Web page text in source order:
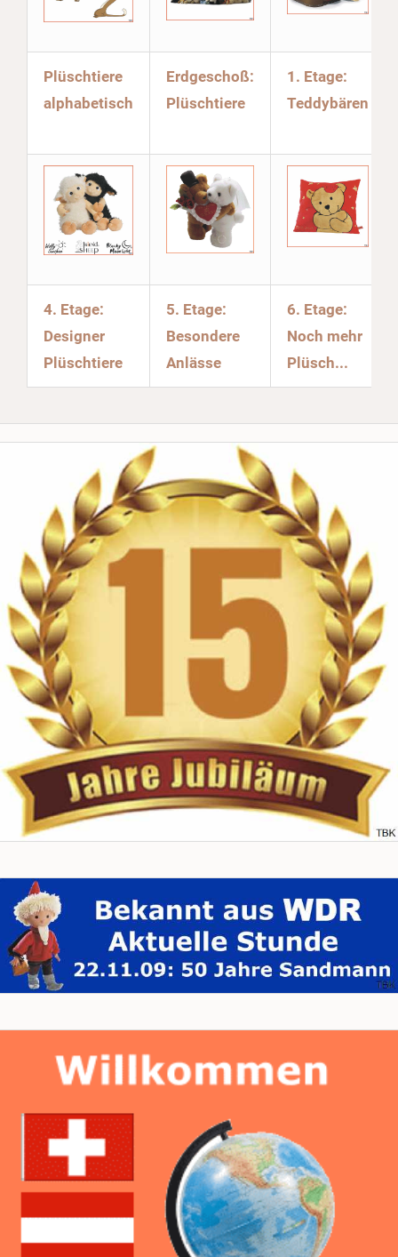
Plüschtiere
alphabetisch
Erdgeschoß:
Plüschtiere
1. Etage:
Teddybären
4. Etage:
Designer
Plüschtiere
5. Etage:
Besondere
Anlässe
6. Etage:
Noch mehr
Plüsch...